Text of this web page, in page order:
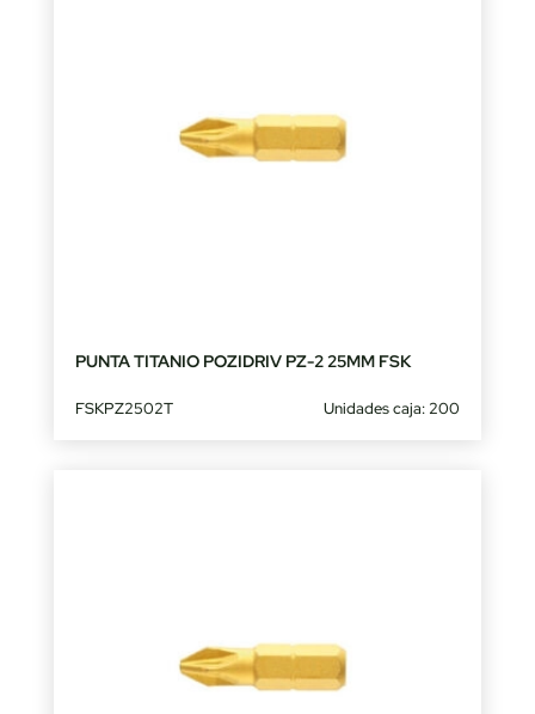
PUNTA TITANIO POZIDRIV PZ-2 25MM FSK
FSKPZ2502T Unidades caja: 200